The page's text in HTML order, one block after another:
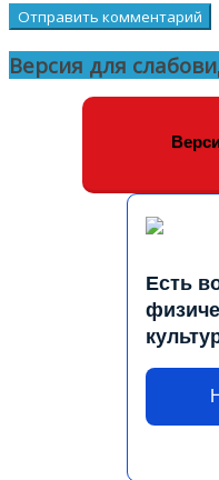
Версия для
Есть